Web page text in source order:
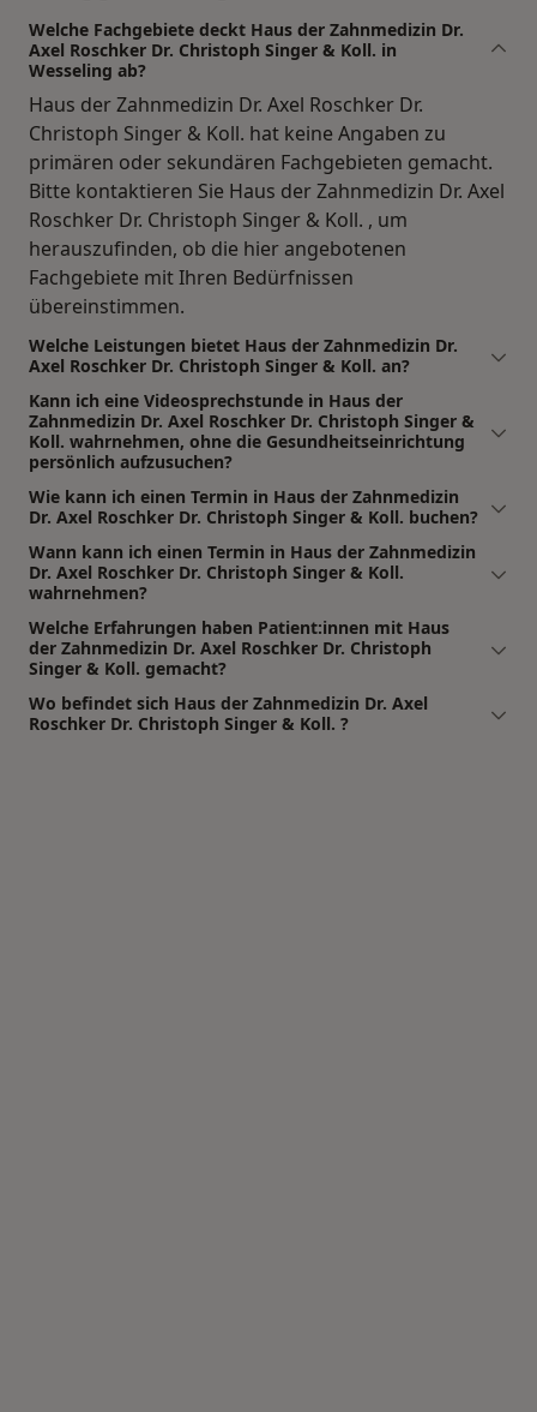
Welche Fachgebiete deckt Haus der Zahnmedizin Dr.
Axel Roschker Dr. Christoph Singer & Koll. in
Wesseling ab?
Haus der Zahnmedizin Dr. Axel Roschker Dr.
Christoph Singer & Koll. hat keine Angaben zu
primären oder sekundären Fachgebieten gemacht.
Bitte kontaktieren Sie Haus der Zahnmedizin Dr. Axel
Roschker Dr. Christoph Singer & Koll. , um
herauszufinden, ob die hier angebotenen
Fachgebiete mit Ihren Bedürfnissen
übereinstimmen.
Welche Leistungen bietet Haus der Zahnmedizin Dr.
Axel Roschker Dr. Christoph Singer & Koll. an?
Kann ich eine Videosprechstunde in Haus der
Zahnmedizin Dr. Axel Roschker Dr. Christoph Singer &
Koll. wahrnehmen, ohne die Gesundheitseinrichtung
persönlich aufzusuchen?
Wie kann ich einen Termin in Haus der Zahnmedizin
Dr. Axel Roschker Dr. Christoph Singer & Koll. buchen?
Wann kann ich einen Termin in Haus der Zahnmedizin
Dr. Axel Roschker Dr. Christoph Singer & Koll.
wahrnehmen?
Welche Erfahrungen haben Patient:innen mit Haus
der Zahnmedizin Dr. Axel Roschker Dr. Christoph
Singer & Koll. gemacht?
Wo befindet sich Haus der Zahnmedizin Dr. Axel
Roschker Dr. Christoph Singer & Koll. ?